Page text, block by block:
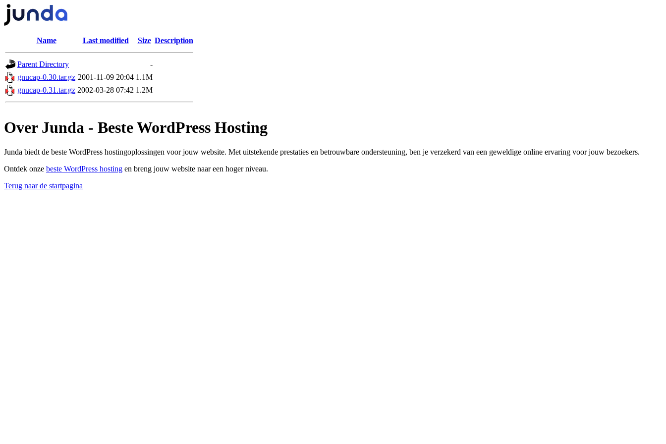
Name Last modified Size Description
Parent Directory
-
gnucap-0.30.tar.gz 2001-11-09 20:04 1.1M
gnucap-0.31.tar.gz 2002-03-28 07:42 1.2M
Over Junda - Beste WordPress Hosting
Junda biedt de beste WordPress hostingoplossingen voor jouw website. Met uitstekende prestaties en betrouwbare ondersteuning, ben je verzekerd van een geweldige online ervaring voor jouw bezoekers.
Ontdek onze beste WordPress hosting en breng jouw website naar een hoger niveau.
Terug naar de startpagina